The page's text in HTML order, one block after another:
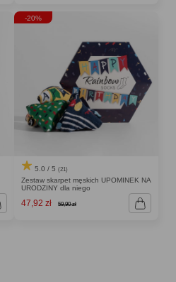
-20%
5.0 / 5 (21)
Zestaw skarpet męskich UPOMINEK NA
URODZINY dla niego
47,92 zł 59,90 zł